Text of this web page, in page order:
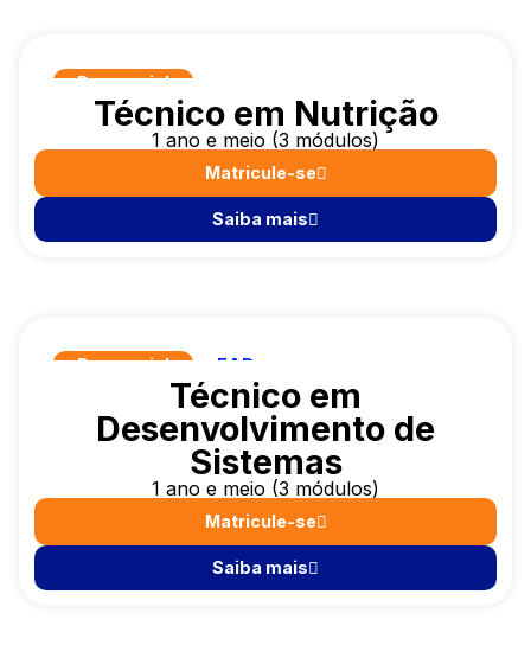
Presencial
Técnico em Nutrição
1 ano e meio (3 módulos)
Matricule-se
Saiba mais
Presencial EAD
Técnico em
Desenvolvimento de
Sistemas
1 ano e meio (3 módulos)
Matricule-se
Saiba mais